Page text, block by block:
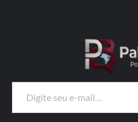
Digite seu e-mail…